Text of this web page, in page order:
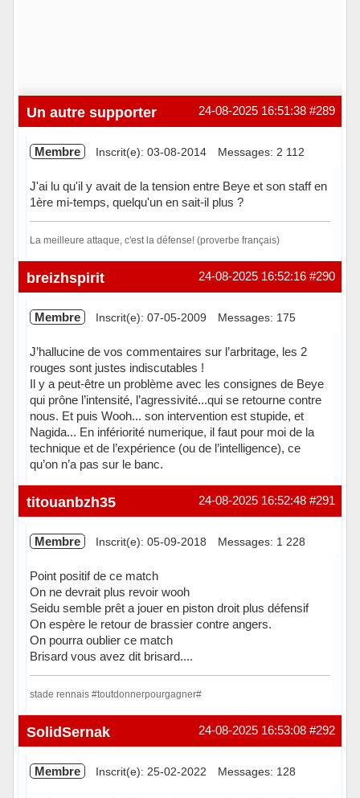
#289
24-08-2025 16:51:38
Un autre supporter
Membre Inscrit(e): 03-08-2014 Messages: 2 112
J'ai lu qu'il y avait de la tension entre Beye et son staff en
1ère mi-temps, quelqu'un en sait-il plus ?
La meilleure attaque, c'est la défense! (proverbe français)
Hors ligne #290
24-08-2025 16:52:16
breizhspirit
Membre Inscrit(e): 07-05-2009 Messages: 175
J’hallucine de vos commentaires sur l’arbritage, les 2
rouges sont justes indiscutables !
Il y a peut-être un problème avec les consignes de Beye
qui prône l’intensité, l’agressivité...qui se retourne contre
nous. Et puis Wooh... son intervention est stupide, et
Nagida... En infériorité numerique, il faut pour moi de la
technique et de l’expérience (ou de l’intelligence), ce
qu’on n’a pas sur le banc.
Hors ligne #291
24-08-2025 16:52:48
titouanbzh35
Membre Inscrit(e): 05-09-2018 Messages: 1 228
Point positif de ce match
On ne devrait plus revoir wooh
Seidu semble prêt a jouer en piston droit plus défensif
On espère le retour de brassier contre angers.
On pourra oublier ce match
Brisard vous avez dit brisard....
stade rennais #toutdonnerpourgagner#
Hors ligne #292
24-08-2025 16:53:08
SolidSernak
Membre Inscrit(e): 25-02-2022 Messages: 128